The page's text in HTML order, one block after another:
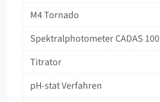
M4 Tornado
‍Spektralphotometer ‍CADAS ‍100
Titrator
pH-stat Verfahren